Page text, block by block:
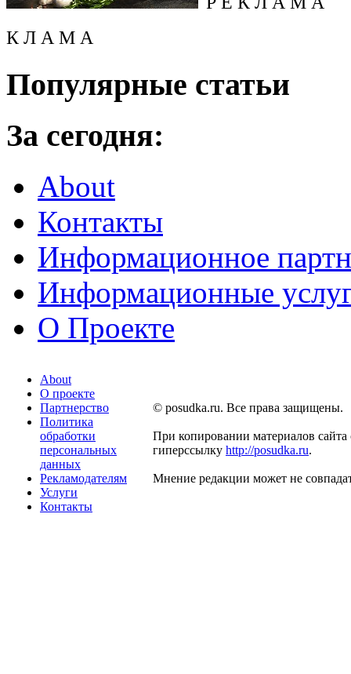
К Л А М А
Популярные статьи
За сегодня:
About
Контакты
Информационное
Информационные
О Проекте
About
О проекте
Партнерство
Политика
обработки
персональных
данных
Рекламодателям
Услуги
Контакты
© posudka.ru. Все права защищены.
При копировании материалов сайта
гиперссылку http://posudka.ru.
Мнение редакции может не